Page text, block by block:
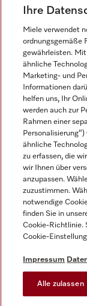
AGB
Datenschutz
EU-Gesetzen über
Cookie-Einstellungen
Miele auf Instagram
Miele auf
Ihre
Miele verwendet
ordnungsgemäße
gewährleisten.
ähnliche
Marketing- und
Informationen
helfen uns, Ihr
werden auch zur
Rahmen einer
ähnliche
zu erfassen, die
wir Ihnen über
anzupassen.
zuzustimmen.
notwendige
finden Sie in
Cookie-Richtlinie.
Cookie-
Impressum
Alle zulassen